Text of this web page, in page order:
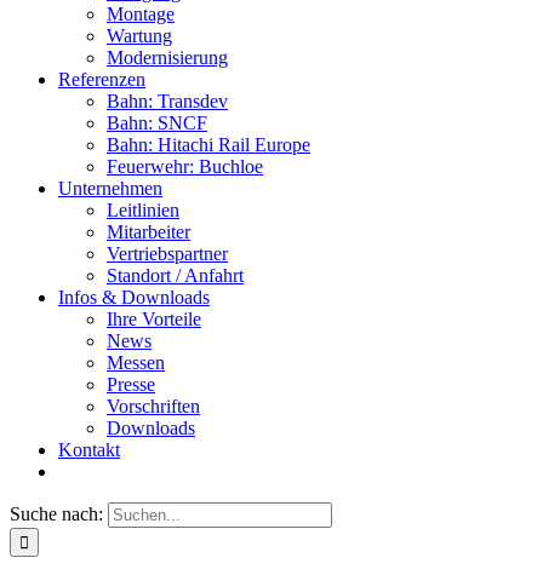
Montage
Wartung
Modernisierung
Referenzen
Bahn: Transdev
Bahn: SNCF
Bahn: Hitachi Rail Europe
Feuerwehr: Buchloe
Unternehmen
Leitlinien
Mitarbeiter
Vertriebspartner
Standort / Anfahrt
Infos & Downloads
Ihre Vorteile
News
Messen
Presse
Vorschriften
Downloads
Kontakt
Suche nach: